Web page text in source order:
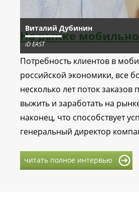
Виталий Дубинин
iD EAST
На рынке
Потребность клиентов в
российской экономики, все
несколько лет поток
выжить и заработать на
наконец, что способствует
генеральный директор
читать полное интервью